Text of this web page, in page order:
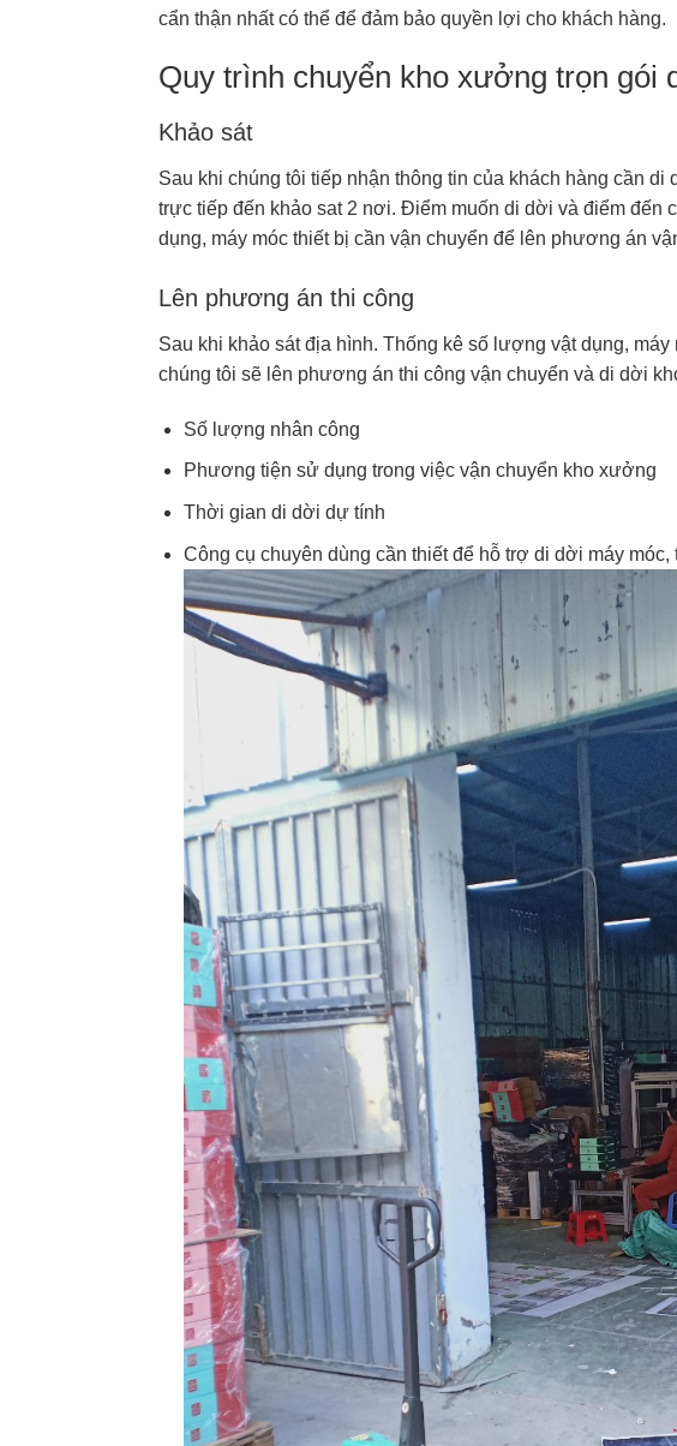
cẩn thận nhất có thể để đảm bảo quyền lợi cho khách hàng.
Quy trình chuyển kho xưởng trọn gói
Khảo sát
Sau khi chúng tôi tiếp nhận thông tin của khách hàng cần
trực tiếp đến khảo sat 2 nơi. Điểm muốn di dời và điểm đến
dụng, máy móc thiết bị cần vận chuyển để lên phương án
Lên phương án thi công
Sau khi khảo sát địa hình. Thống kê số lượng vật dụng,
chúng tôi sẽ lên phương án thi công vận chuyển và di dời
Số lượng nhân công
Phương tiện sử dụng trong việc vận chuyển kho xưởng
Thời gian di dời dự tính
Công cụ chuyên dùng cần thiết để hỗ trợ di dời máy